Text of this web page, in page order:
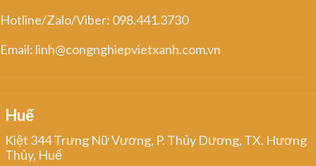
Hotline/Zalo/Viber: 098.441.3730
Email: linh@congnghiepvietxanh.com.vn
Huế
Kiệt 344 Trưng Nữ Vương, P. Thủy Dương, TX. Hương
Thủy, Huế